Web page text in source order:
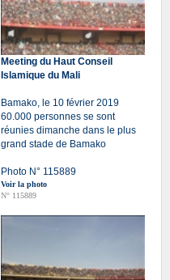
Meeting du Haut Conseil
Islamique du Mali
Bamako, le 10 février 2019
60.000 personnes se sont
réunies dimanche dans le plus
grand stade de Bamako
Photo N° 115889
Voir la photo
N° 115889